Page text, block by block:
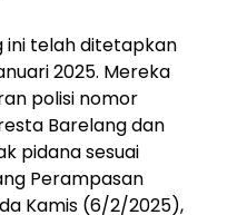
ini telah ditetapkan
2025. Mereka
polisi nomor
Barelang dan
pidana sesuai
Perampasan
Kamis (6/2/2025),